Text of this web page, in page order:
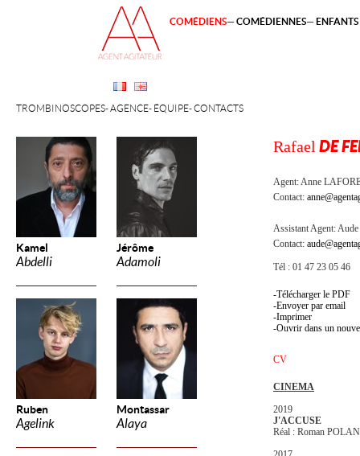
Kamel
Abdelli
Jérôme
Adamoli
Ruben
Agelink
Montassar
Alaya
TROMBINOSCOPES AGENCE ÉQUIPE CONTACTS
COMÉDIENS COMÉDIENNES
Rafael DE
Agent:Anne
Contact:
Assistant Agent:Aude
Contact:
Tél : 01 47 23 05 46
Télécharger le PDF
Envoyer par email
Imprimer
Ouvrir dans un
CV
CINEMA
2019
J'ACCUSE
Réal : Roman